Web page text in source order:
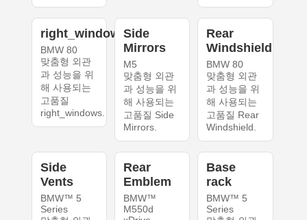
right_windows
BMW 80
맞춤형 외관
과 성능을 위
해 사용되는
고품질
right_windows.
Side
Mirrors
M5
맞춤형 외관
과 성능을 위
해 사용되는
고품질 Side
Mirrors.
Rear
Windshield
BMW 80
맞춤형 외관
과 성능을 위
해 사용되는
고품질 Rear
Windshield.
Side
Vents
BMW™ 5
Series
Rear
Emblem
BMW™
M550d
Base
rack
BMW™ 5
Series